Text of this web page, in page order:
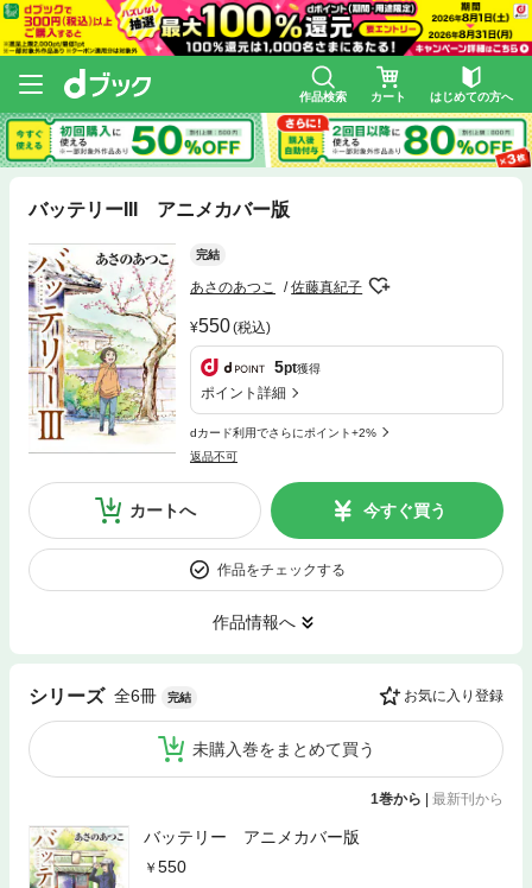
作品検索 カート はじめての方へ
バッテリーIII アニメカバー版
完結
あさのあつこ 佐藤真紀子
550(税込)
5pt獲得
ポイント詳細
dカード利用でさらにポイント+2%
返品不可
カートへ 今すぐ買う
作品をチェックする
作品情報へ
シリーズ 全6冊 完結 お気に入り登録
未購入巻をまとめて買う
1巻から 最新刊から
バッテリー アニメカバー版
550